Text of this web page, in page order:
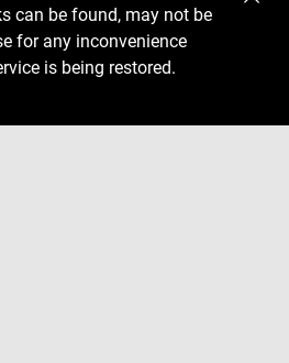
can be found, may not be
for any inconvenience
is being restored.